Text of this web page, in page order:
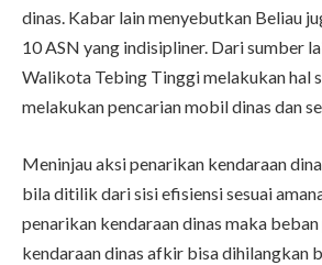
dinas. Kabar lain menyebutkan Beliau
10 ASN yang indisipliner. Dari sumber
Walikota Tebing Tinggi melakukan hal
melakukan pencarian mobil dinas dan
Meninjau aksi penarikan kendaraan
bila ditilik dari sisi efisiensi sesuai
penarikan kendaraan dinas maka
kendaraan dinas afkir bisa dihilangkan